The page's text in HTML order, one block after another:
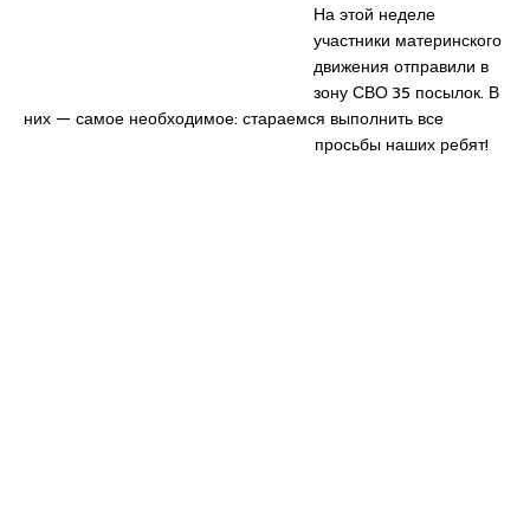
На этой неделе
участники материнского
движения отправили в
зону СВО 35 посылок. В
них — самое необходимое: стараемся выполнить все
просьбы наших ребят!